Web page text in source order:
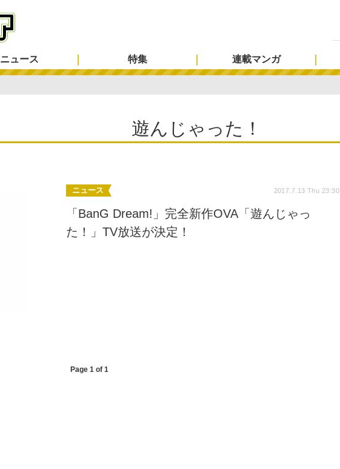
ニュース 特集 連載マンガ
遊んじゃった！
ニュース 2017.7.13 Thu 23:30
「BanG Dream!」完全新作OVA「遊んじゃっ
た！」TV放送が決定！
Page 1 of 1